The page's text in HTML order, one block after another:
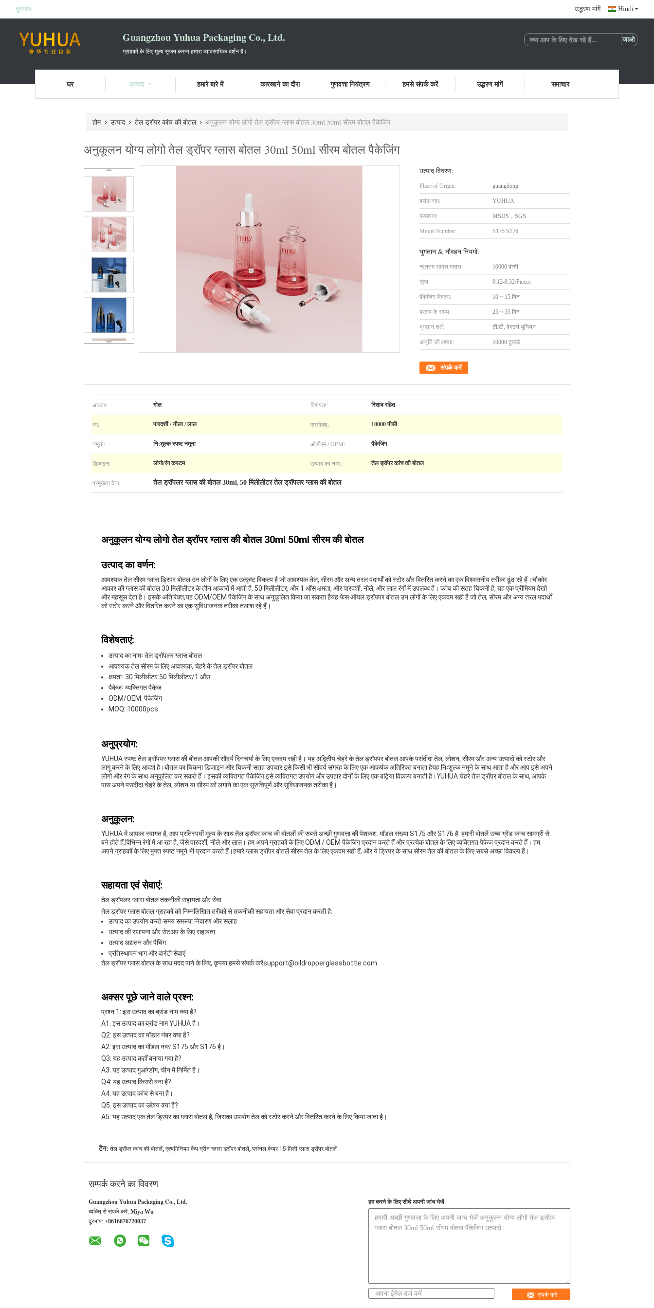
दूरभाष: उद्धरण मांगें Hindi
Guangzhou Yuhua Packaging Co., Ltd.
ग्राहकों के लिए मूल्य सृजन करना हमारा व्यावसायिक दर्शन है।
घर उत्पाद हमारे बारे में कारखाने का दौरा गुणवत्ता नियंत्रण हमसे संपर्क करें उद्धरण मांगें समाचार
होम उत्पाद तेल ड्रॉपर कांच की बोतल अनुकूलन योग्य लोगो तेल ड्रॉपर ग्लास बोतल 30ml 50ml सीरम बोतल पैकेजिंग
अनुकूलन योग्य लोगो तेल ड्रॉपर ग्लास बोतल 30ml 50ml सीरम बोतल पैकेजिंग
उत्पाद विवरण:
Place of Origin: guangdong
ब्रांड नाम: YUHUA
प्रमाणन: MSDS，SGS
Model Number: S175 S176
भुगतान & नौवहन नियमों:
न्यूनतम आदेश मात्रा: 10000 पीसी
मूल्य: 0.12-0.32/Pieces
पैकेजिंग विवरण: 10 ~ 15 दिन
प्रसव के समय: 25 ~ 35 दिन
भुगतान शर्तें: टी/टी, वेस्टर्न यूनियन
आपूर्ति की क्षमता: 10000 टुकड़े
संपर्क करें
आकार: गोल विशेषता: रिसाव रहित
रंग: पारदर्शी / नीला / लाल एमओक्यू: 10000 पीसी
नमूना: नि:शुल्क स्पष्ट नमूना ओडीएम / OEM: पैकेजिंग
डिजाइन: लोगो/रंग कस्टम उत्पाद का नाम: तेल ड्रॉपर कांच की बोतल
प्रमुखता देना: तेल ड्रॉपलर ग्लास की बोतल 30ml, 50 मिलीलीटर तेल ड्रॉपलर ग्लास की बोतल
अनुकूलन योग्य लोगो तेल ड्रॉपर ग्लास की बोतल 30ml 50ml सीरम की बोतल
उत्पाद का वर्णन:
आवश्यक तेल सीरम ग्लास ड्रिपर बोतल उन लोगों के लिए एक उत्कृष्ट विकल्प है जो आवश्यक तेल, सीरम और अन्य तरल पदार्थों को स्टोर और वितरित करने का एक विश्वसनीय तरीका ढूंढ रहे हैं।चौकोर
आकार की ग्लास की बोतल 30 मिलीलीटर के तीन आकारों में आती है, 50 मिलीलीटर, और 1 औंस क्षमता, और पारदर्शी, नीले, और लाल रंगों में उपलब्ध है। कांच की सतह चिकनी है, यह एक प्रीमियम देखो
और महसूस देता है। इसके अतिरिक्त,यह ODM/OEM पैकेजिंग के साथ अनुकूलित किया जा सकता हैयह फेस ऑयल ड्रॉपपर बोतल उन लोगों के लिए एकदम सही है जो तेल, सीरम और अन्य तरल पदार्थों
को स्टोर करने और वितरित करने का एक सुविधाजनक तरीका तलाश रहे हैं।
विशेषताएं:
उत्पाद का नामः तेल ड्रॉपलर ग्लास बोतल
आवश्यक तेल सीरम के लिए आवश्यक, चेहरे के तेल ड्रॉपर बोतल
क्षमताः 30 मिलीलीटर 50 मिलीलीटर/1 औंस
पैकेजः व्यक्तिगत पैकेज
ODM/OEM: पैकेजिंग
MOQ: 10000pcs
अनुप्रयोग:
YUHUA स्पष्ट तेल ड्रॉपपर ग्लास की बोतल आपकी सौंदर्य दिनचर्या के लिए एकदम सही है। यह अद्वितीय चेहरे के तेल ड्रॉपपर बोतल आपके पसंदीदा तेल, लोशन, सीरम और अन्य उत्पादों को स्टोर और
लागू करने के लिए आदर्श है।बोतल का चिकना डिजाइन और चिकनी सतह उपचार इसे किसी भी सौंदर्य संग्रह के लिए एक आकर्षक अतिरिक्त बनाता हैयह निःशुल्क नमूने के साथ आता है और आप इसे अपने
लोगो और रंग के साथ अनुकूलित कर सकते हैं। इसकी व्यक्तिगत पैकेजिंग इसे व्यक्तिगत उपयोग और उपहार दोनों के लिए एक बढ़िया विकल्प बनाती है।YUHUA चेहरे तेल ड्रॉपर बोतल के साथ, आपके
पास अपने पसंदीदा चेहरे के तेल, लोशन या सीरम को लगाने का एक सुरुचिपूर्ण और सुविधाजनक तरीका है।
अनुकूलन:
YUHUA में आपका स्वागत है, आप प्रतिस्पर्धी मूल्य के साथ तेल ड्रॉपर कांच की बोतलों की सबसे अच्छी गुणवत्ता की पेशकश. मॉडल संख्या S175 और S176 है. हमारी बोतलें उच्च ग्रेड कांच सामग्री से
बने होते हैं,विभिन्न रंगों में आ रहा है, जैसे पारदर्शी, नीले और लाल। हम अपने ग्राहकों के लिए ODM / OEM पैकेजिंग प्रदान करते हैं और प्रत्येक बोतल के लिए व्यक्तिगत पैकेज प्रदान करते हैं। हम
अपने ग्राहकों के लिए मुफ्त स्पष्ट नमूने भी प्रदान करते हैं।हमारे ग्लास ड्रॉपर बोतलें सीरम तेल के लिए एकदम सही हैं, और ये ड्रिपर के साथ सीरम तेल की बोतल के लिए सबसे अच्छा विकल्प हैं।
सहायता एवं सेवाएं:
तेल ड्रॉपलर ग्लास बोतल तकनीकी सहायता और सेवा
तेल ड्रॉपर ग्लास बोतल ग्राहकों को निम्नलिखित तरीकों से तकनीकी सहायता और सेवा प्रदान करती है:
उत्पाद का उपयोग करते समय समस्या निवारण और सलाह
उत्पाद की स्थापना और सेटअप के लिए सहायता
उत्पाद अद्यतन और पैचिंग
प्रतिस्थापन भाग और वारंटी सेवाएं
तेल ड्रॉपर ग्लास बोतल के साथ मदद पाने के लिए, कृपया हमसे संपर्क करेंsupport@oildropperglassbottle.com
अक्सर पूछे जाने वाले प्रश्न:
प्रश्न 1: इस उत्पाद का ब्रांड नाम क्या है?
A1: इस उत्पाद का ब्रांड नाम YUHUA है।
Q2: इस उत्पाद का मॉडल नंबर क्या है?
A2: इस उत्पाद का मॉडल नंबर S175 और S176 है।
Q3: यह उत्पाद कहाँ बनाया गया है?
A3: यह उत्पाद गुआंग्डोंग, चीन में निर्मित है।
Q4: यह उत्पाद किससे बना है?
A4: यह उत्पाद कांच से बना है।
Q5: इस उत्पाद का उद्देश्य क्या है?
A5: यह उत्पाद एक तेल ड्रिपर का ग्लास बोतल है, जिसका उपयोग तेल को स्टोर करने और वितरित करने के लिए किया जाता है।
टैग: तेल ड्रॉपर कांच की बोतलें, एल्युमिनियम कैप ग्रीन ग्लास ड्रॉपर बोतलें, पर्सनल केयर 15 मिली ग्लास ड्रॉपर बोतलें
सम्पर्क करने का विवरण
Guangzhou Yuhua Packaging Co., Ltd.
व्यक्ति से संपर्क करें: Miya Wu
दूरभाष: +8616676720037
हम करने के लिए सीधे अपनी जांच भेजें
संपर्क करें